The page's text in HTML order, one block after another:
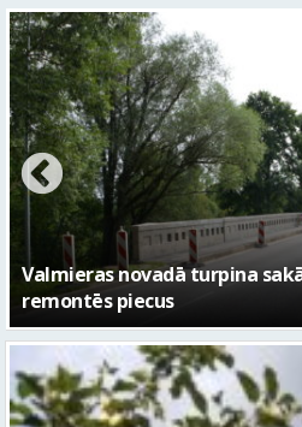
No pagaidu teātra līdz
– kā attīstīsies “Kurtuve”